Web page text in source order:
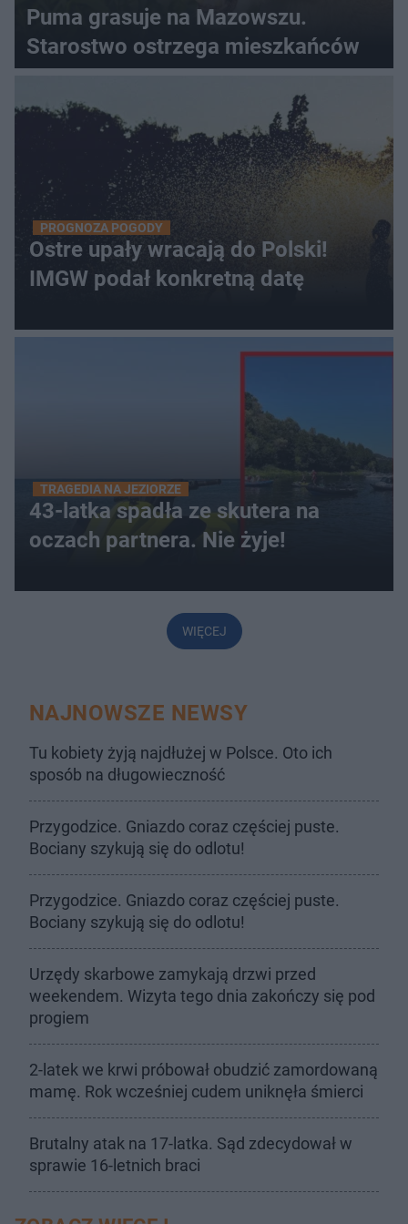
Puma grasuje na Mazowszu.
Starostwo ostrzega mieszkańców
PROGNOZA POGODY
Ostre upały wracają do Polski!
IMGW podał konkretną datę
TRAGEDIA NA JEZIORZE
43-latka spadła ze skutera na
oczach partnera. Nie żyje!
WIĘCEJ
NAJNOWSZE NEWSY
Tu kobiety żyją najdłużej w Polsce. Oto ich
sposób na długowieczność
Przygodzice. Gniazdo coraz częściej puste.
Bociany szykują się do odlotu!
Przygodzice. Gniazdo coraz częściej puste.
Bociany szykują się do odlotu!
Urzędy skarbowe zamykają drzwi przed
weekendem. Wizyta tego dnia zakończy się pod
progiem
2-latek we krwi próbował obudzić zamordowaną
mamę. Rok wcześniej cudem uniknęła śmierci
Brutalny atak na 17-latka. Sąd zdecydował w
sprawie 16-letnich braci